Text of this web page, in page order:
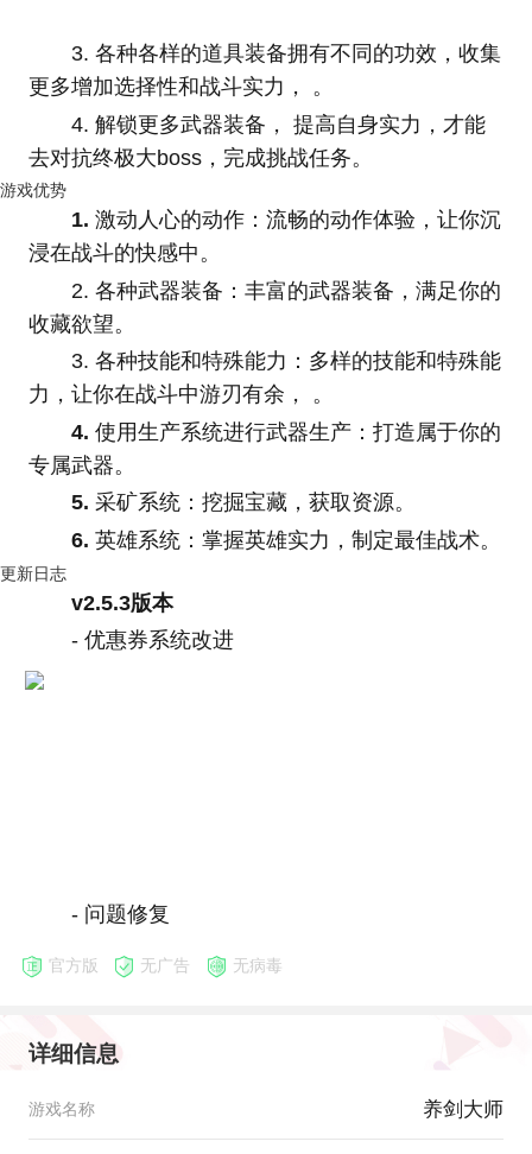
3. 各种各样的道具装备拥有不同的功效，收集
更多增加选择性和战斗实力， 。
4. 解锁更多武器装备， 提高自身实力，才能
去对抗终极大boss，完成挑战任务。
游戏优势
1. 激动人心的动作：流畅的动作体验，让你沉
浸在战斗的快感中。
2. 各种武器装备：丰富的武器装备，满足你的
收藏欲望。
3. 各种技能和特殊能力：多样的技能和特殊能
力，让你在战斗中游刃有余， 。
4. 使用生产系统进行武器生产：打造属于你的
专属武器。
5. 采矿系统：挖掘宝藏，获取资源。
6. 英雄系统：掌握英雄实力，制定最佳战术。
更新日志
v2.5.3版本
- 优惠券系统改进
- 问题修复
官方版 无广告 无病毒
详细信息
游戏名称 养剑大师